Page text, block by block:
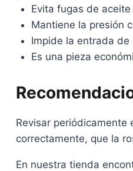
Evita fugas de
Mantiene la presión
Impide la entrada
Es una pieza
Revisar
correctamente, que la
En nuestra tienda